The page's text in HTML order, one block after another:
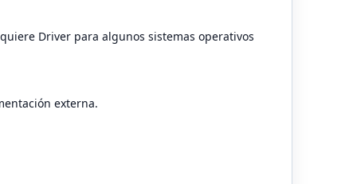
Driver para algunos sistemas operativos
externa.